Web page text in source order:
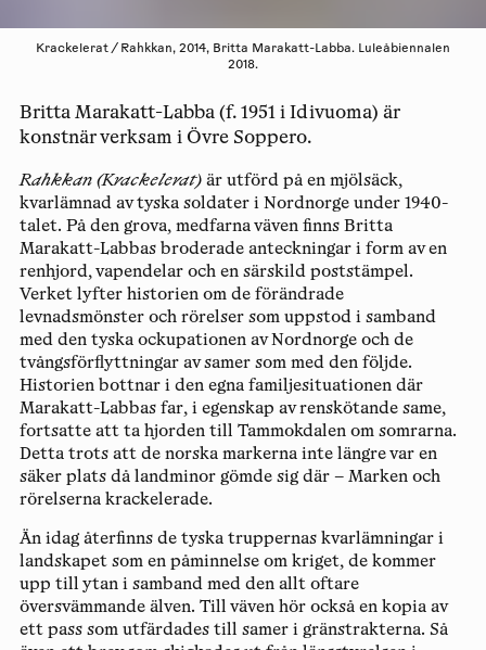
Krackelerat / Rahkkan, 2014, Britta Marakatt-Labba. Luleåbiennalen
2018.
Britta Marakatt-Labba (f. 1951 i Idivuoma) är
konstnär verksam i Övre Soppero.
Rahkkan (Krackelerat)är utförd på en mjölsäck,
kvarlämnad av tyska soldater i Nordnorge under 1940-
talet. På den grova, medfarna väven finns Britta
Marakatt-Labbas broderade anteckningar i form av en
renhjord, vapendelar och en särskild poststämpel.
Verket lyfter historien om de förändrade
levnadsmönster och rörelser som uppstod i samband
med den tyska ockupationen av Nordnorge och de
tvångsförflyttningar av samer som med den följde.
Historien bottnar i den egna familjesituationen där
Marakatt-Labbas far, i egenskap av renskötande same,
fortsatte att ta hjorden till Tammokdalen om somrarna.
Detta trots att de norska markerna inte längre var en
säker plats då landminor gömde sig där – Marken och
rörelserna krackelerade.
Än idag återfinns de tyska truppernas kvarlämningar i
landskapet som en påminnelse om kriget, de kommer
upp till ytan i samband med den allt oftare
översvämmande älven. Till väven hör också en kopia av
ett pass som utfärdades till samer i gränstrakterna. Så